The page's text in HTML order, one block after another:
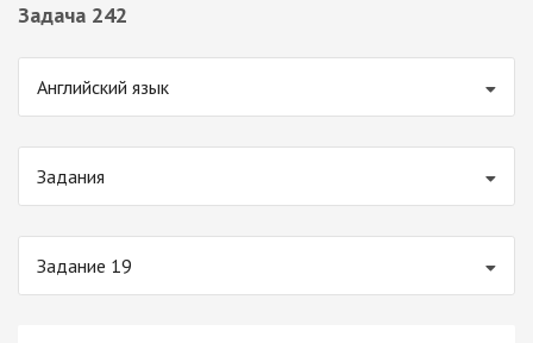
Задача 242
Английский язык
Задания
Задание 19